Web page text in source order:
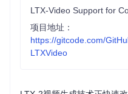
LTX-Video Support for
项目地址：
https://gitcode.com/
LTXVideo